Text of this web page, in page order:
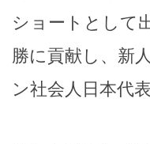
ショートとして
勝に貢献し、新
ン社会人日本代